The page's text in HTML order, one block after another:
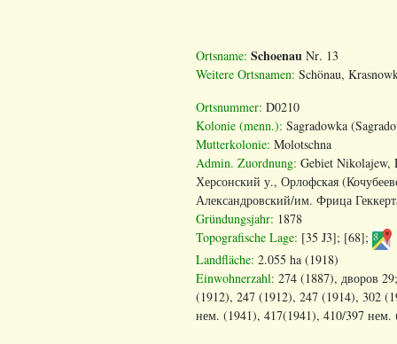
Ortsname: Schoenau Nr. 13
Weitere Ortsnamen: Schönau,
Ortsnummer: D0210
Kolonie (menn.): Sagradowka
Mutterkolonie: Molotschna
Admin. Zuordnung: Gebiet Nikolajew,
Херсонский у., Орлофская (
Александровский/им. Фрица
Gründungsjahr: 1878
Topografische Lage: [35 J3]; [68];
Landfläche: 2.055 ha (1918)
Einwohnerzahl: 274 (1887), дворов
(1912), 247 (1912), 247 (1914), 302
нем. (1941), 417(1941), 410/397